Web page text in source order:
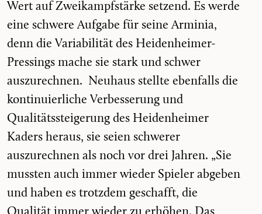
Wert auf Zweikampfstärke setzend. Es werde
eine schwere Aufgabe für seine Arminia,
denn die Variabilität des Heidenheimer-
Pressings mache sie stark und schwer
auszurechnen. Neuhaus stellte ebenfalls die
kontinuierliche Verbesserung und
Qualitätssteigerung des Heidenheimer
Kaders heraus, sie seien schwerer
auszurechnen als noch vor drei Jahren. „Sie
mussten auch immer wieder Spieler abgeben
und haben es trotzdem geschafft, die